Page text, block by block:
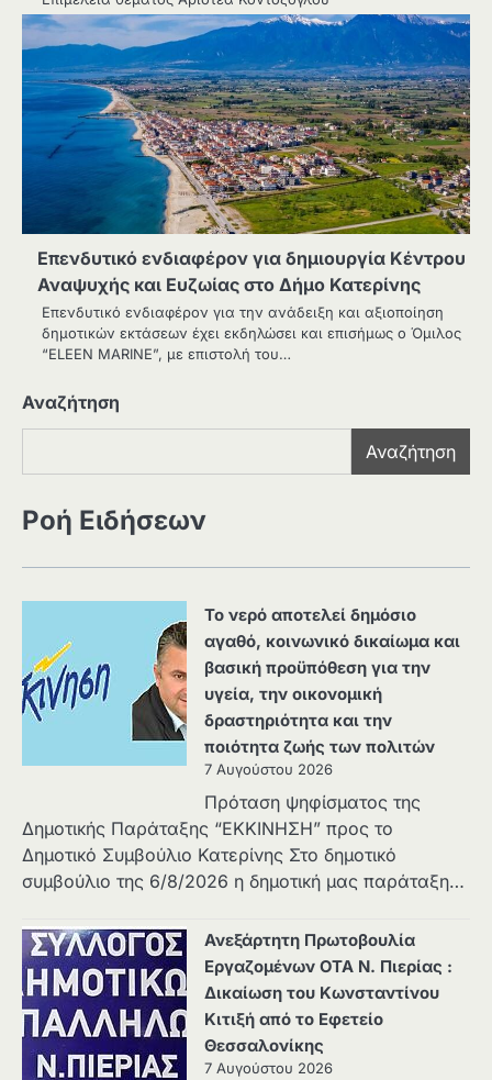
Επενδυτικό ενδιαφέρον για δημιουργία Κέντρου
Αναψυχής και Ευζωίας στο Δήμο Κατερίνης
Επενδυτικό ενδιαφέρον για την ανάδειξη και αξιοποίηση
δημοτικών εκτάσεων έχει εκδηλώσει και επισήμως ο Όμιλος
“ELEEN MARINE”, με επιστολή του…
Αναζήτηση
Αναζήτηση
Ροή Ειδήσεων
Το νερό αποτελεί δημόσιο
αγαθό, κοινωνικό δικαίωμα και
βασική προϋπόθεση για την
υγεία, την οικονομική
δραστηριότητα και την
ποιότητα ζωής των πολιτών
7 Αυγούστου 2026
Πρόταση ψηφίσματος της
Δημοτικής Παράταξης “ΕΚΚΙΝΗΣΗ” προς το
Δημοτικό Συμβούλιο Κατερίνης Στο δημοτικό
συμβούλιο της 6/8/2026 η δημοτική μας παράταξη…
Ανεξάρτητη Πρωτοβουλία
Εργαζομένων ΟΤΑ Ν. Πιερίας :
Δικαίωση του Κωνσταντίνου
Κιτιξή από το Εφετείο
Θεσσαλονίκης
7 Αυγούστου 2026